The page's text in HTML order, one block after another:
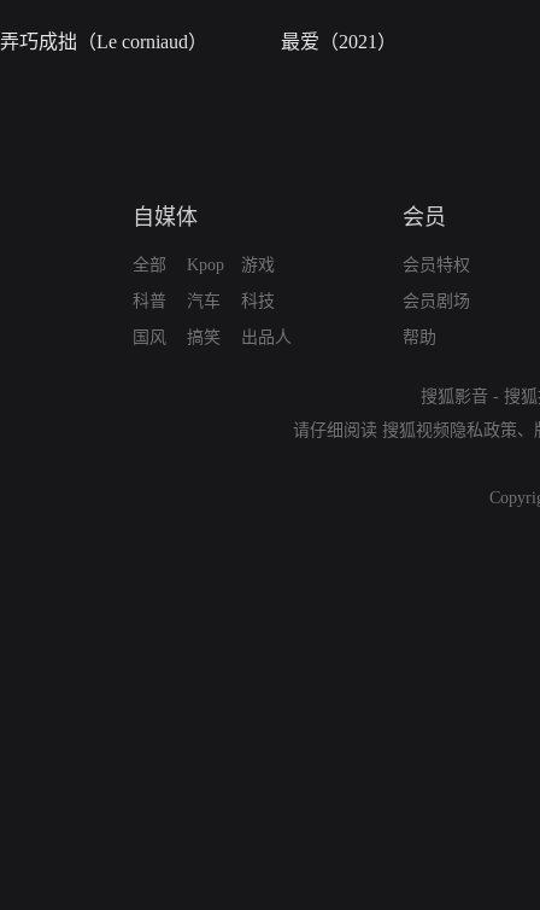
弄巧成拙（Le corniaud） 最爱（2021）
自媒体
全部
科普
国风
Kpop
汽车
搞笑
游戏
科技
出品人
会员
会员特权
会员剧场
帮助
搜狐影音 - 搜
请仔细阅读 搜狐视频隐私政策、